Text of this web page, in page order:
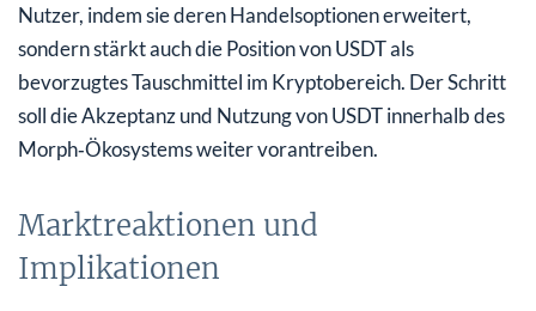
Nutzer, indem sie deren Handelsoptionen erweitert,
sondern stärkt auch die Position von USDT als
bevorzugtes Tauschmittel im Kryptobereich. Der Schritt
soll die Akzeptanz und Nutzung von USDT innerhalb des
Morph‑Ökosystems weiter vorantreiben.
Marktreaktionen und
Implikationen